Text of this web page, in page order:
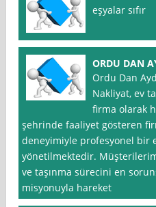
eşyalar sıfır
ORDU DAN
Ordu Dan
Nakliyat, ev
firma olarak
şehrinde faaliyet gösteren
deneyimiyle profesyonel bir
yönetilmektedir.
ve taşınma sürecini en
misyonuyla hareket